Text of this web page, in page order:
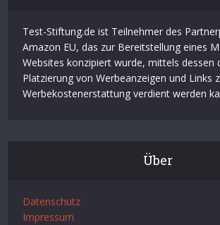
Test-Stiftung.de ist Teilnehmer des
Amazon EU, das zur Bereitstellung eines
Websites konzipiert wurde, mittels dessen
Platzierung von Werbeanzeigen und Links
Werbekostenerstattung verdient werden
Über
Datenschutz
Impressum